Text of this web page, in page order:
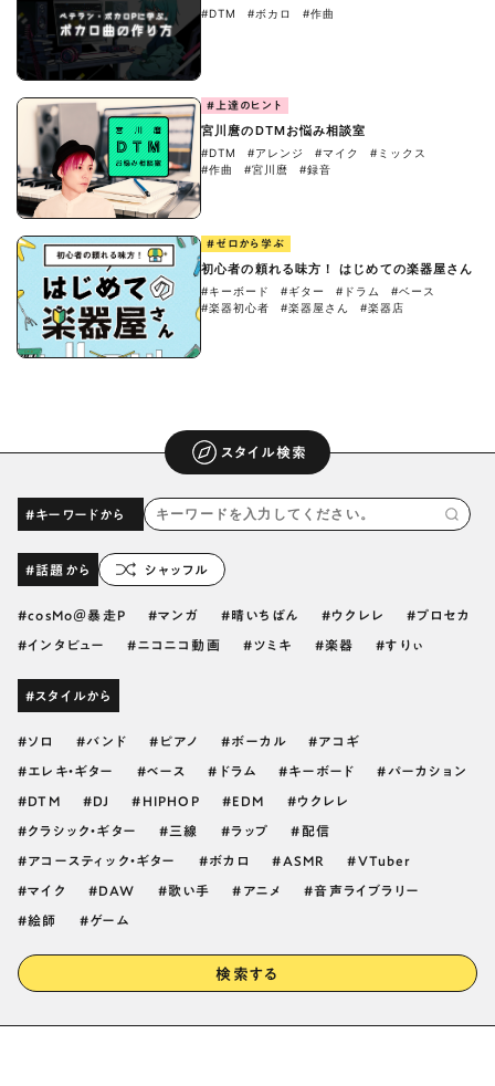
#DTM #ボカロ #作曲
#上達のヒント
宮川麿のDTMお悩み相談室
#DTM #アレンジ #マイク
#ミックス
#作曲
#宮川麿 #録音
#ゼロから学ぶ
初心者の頼れる味方！ はじめての楽器屋さん
#キーボード #ギター #ドラム
#ベース
#楽器初心者
#楽器屋さん #楽器店
スタイル検索
#キーワードから
#話題から シャッフル
cosMo＠暴走P マンガ 晴いちばん ウクレレ プロセカ
インタビュー ニコニコ動画 ツミキ 楽器 すりぃ
#スタイルから
ソロ バンド ピアノ ボーカル アコギ
エレキ・ギター ベース ドラム キーボード パーカション
DTM DJ HIPHOP EDM ウクレレ
クラシック・ギター 三線 ラップ 配信
アコースティック・ギター ボカロ ASMR VTuber
マイク DAW 歌い手 アニメ 音声ライブラリー
絵師 ゲーム
検索する